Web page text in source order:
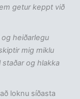
getur keppt við
heiðarlegu
mig miklu
staðar og hlakka
loknu síðasta